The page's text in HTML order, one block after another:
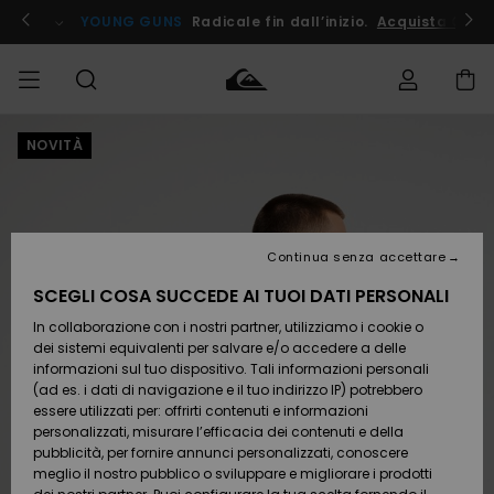
informazioni
prodotto
! YOUNG GUNS Radicale fin dall’inizio. Acquista Ora
UOMO
Accessori
Calzature
e
infradito
Surf /
Acqua
Accessori
Calzature
e
infradito
Surf /
Acqua
Nuovi
Da
Scoprire
Snow
SURF
Highlights
Comunità
SNOW
Shop
Snow
Shop
Donna
OUTLET
Outlet
Donna
Pagamento
Buono regalo
Quiksilver
Freedom
NOVITÀ
SCEGLI COSA SUCCEDE AI TUOI DATI PERSONALI
In collaborazione con i nostri partner, utilizziamo i cookie o
dei sistemi equivalenti per salvare e/o accedere a delle
informazioni sul tuo dispositivo. Tali informazioni personali
(ad es. i dati di navigazione e il tuo indirizzo IP) potrebbero
essere utilizzati per: offrirti contenuti e informazioni
personalizzati, misurare l’efficacia dei contenuti e della
pubblicità, per fornire annunci personalizzati, conoscere
meglio il nostro pubblico o sviluppare e migliorare i prodotti
Continua senza accettare